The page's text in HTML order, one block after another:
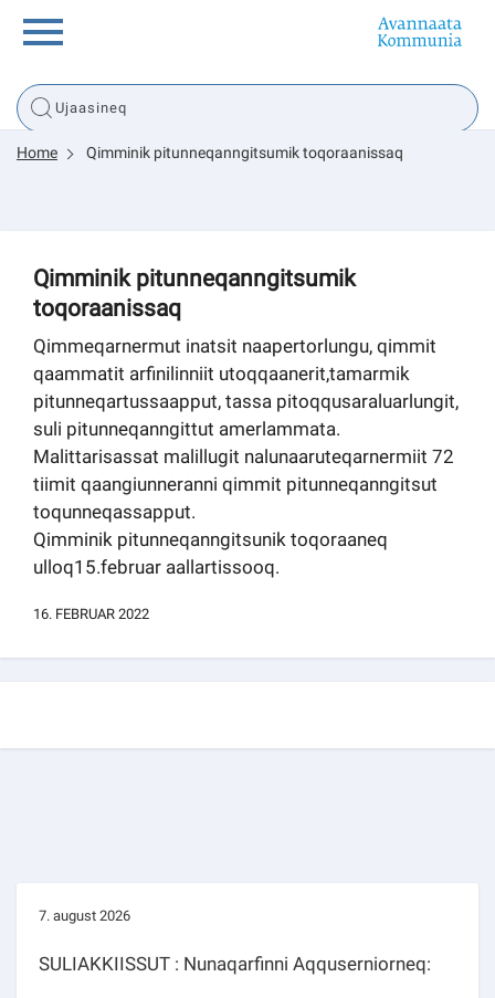
Innuttaasunut
Tassaarsuaq
sullissivik.gl
Pilersaarutinut isaavik
Kommuni pillugu paasissutissat
Home Qimminik pitunneqanngitsumik toqoraanissaq
Qimminik pitunneqanngitsumik
toqoraanissaq
Qimmeqarnermut inatsit naapertorlungu, qimmit
qaammatit arfinilinniit utoqqaanerit,tamarmik
pitunneqartussaapput, tassa pitoqqusaraluarlungit,
suli pitunneqanngittut amerlammata.
Malittarisassat malillugit nalunaaruteqarnermiit 72
tiimit qaangiunneranni qimmit pitunneqanngitsut
toqunneqassapput.
Qimminik pitunneqanngitsunik toqoraaneq
ulloq15.februar aallartissooq.
16. FEBRUAR 2022
7. august 2026
SULIAKKIISSUT : Nunaqarfinni Aqquserniorneq: